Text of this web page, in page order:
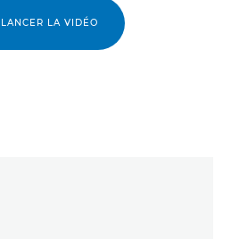
LANCER LA VIDÉO